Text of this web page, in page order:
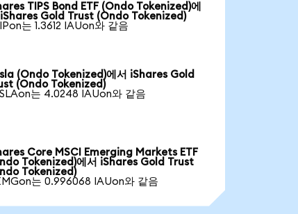
TIPS Bond ETF (Ondo Tokenized)에
Gold Trust (Ondo Tokenized)
는 1.3612 IAUon와 같음
(Ondo Tokenized)에서 iShares Gold
(Ondo Tokenized)
는 4.0248 IAUon와 같음
Core MSCI Emerging Markets ETF
Tokenized)에서 iShares Gold Trust
Tokenized)
는 0.996068 IAUon와 같음